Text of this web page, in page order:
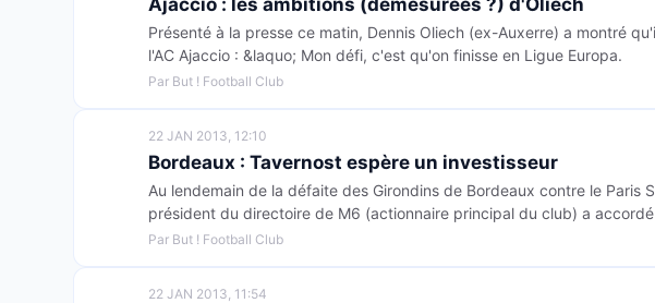
Ajaccio : les ambitions (démesurées ?) d'Oliech
Présenté à la presse ce matin, Dennis Oliech (ex-Auxerre) a montré
l'AC Ajaccio : &laquo; Mon défi, c'est qu'on finisse en Ligue Europa.
Par But ! Football Club
22 JAN 2013, 12:10
Bordeaux : Tavernost espère un investisseur
Au lendemain de la défaite des Girondins de Bordeaux contre le Paris
président du directoire de M6 (actionnaire principal du club) a
Par But ! Football Club
22 JAN 2013, 11:54